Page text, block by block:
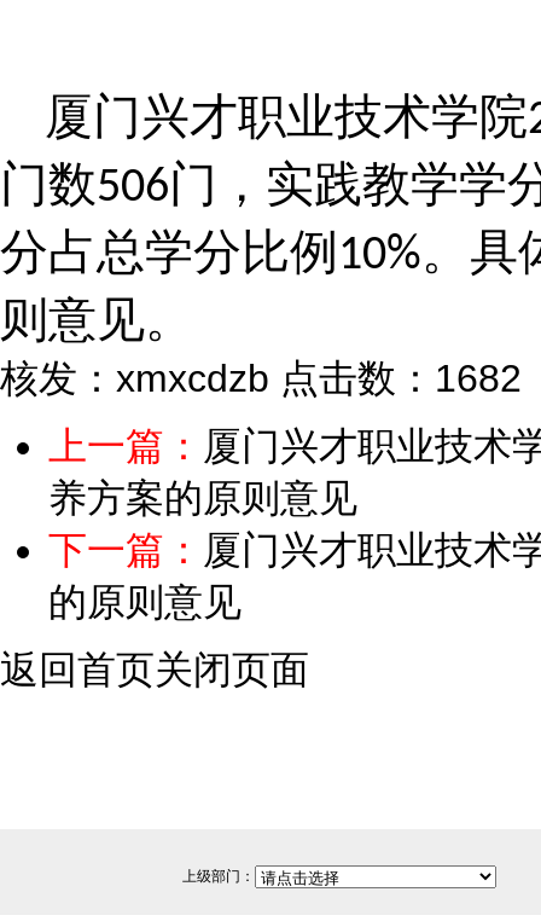
厦门兴才职业技术学院
门数506门，实践教学学
分占总学分比例 10%。具
则意见。
核发：xmxcdzb 点击数：1682
上一篇： 厦门兴才职业技术
养方案的原则意见
下一篇： 厦门兴才职业技术
的原则意见
返回首页关闭页面
上级部门：